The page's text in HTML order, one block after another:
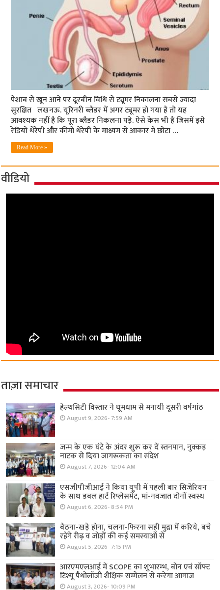
पेशाब से खून आने पर दूरबीन विधि से ट्यूमर निकालना सबसे ज्यादा
सुरक्षित लखनऊ. यूरिनरी ब्लैडर में अगर ट्यूमर हो गया है तो यह
आवश्यक नहीं हैं कि पूरा ब्लैडर निकलना पड़े. ऐसे केस भी हैं जिसमें इसे
रेडियो थेरेपी और कीमो थेरेपी के माध्यम से आकार में छोटा …
Read More »
वीडियो
ताज़ा समाचार
हेल्थसिटी विस्तार ने धूमधाम से मनायी दूसरी वर्षगांठ
August 9, 2026- 7:59 AM
जन्म के एक घंटे के अंदर शुरू कर दें स्तनपान, नुक्कड़
नाटक से दिया जागरूकता का संदेश
August 7, 2026- 12:04 AM
एसजीपीजीआई ने किया यूपी में पहली बार सिजेरियन
के साथ डबल हार्ट रिप्लेसमेंट, मां-नवजात दोनों स्वस्थ
August 6, 2026- 8:54 PM
बैठना-खड़े होना, चलना-फिरना सही मुद्रा में करिये, बचे
रहेंगे रीढ़ व जोड़ों की कई समस्याओं से
August 5, 2026- 7:15 PM
आरएमएलआई में SCOPE का शुभारम्भ, बोन एवं सॉफ्ट
टिश्यू पैथोलॉजी शैक्षिक सम्मेलन से करेगा आगाज
August 3, 2026- 10:09 PM